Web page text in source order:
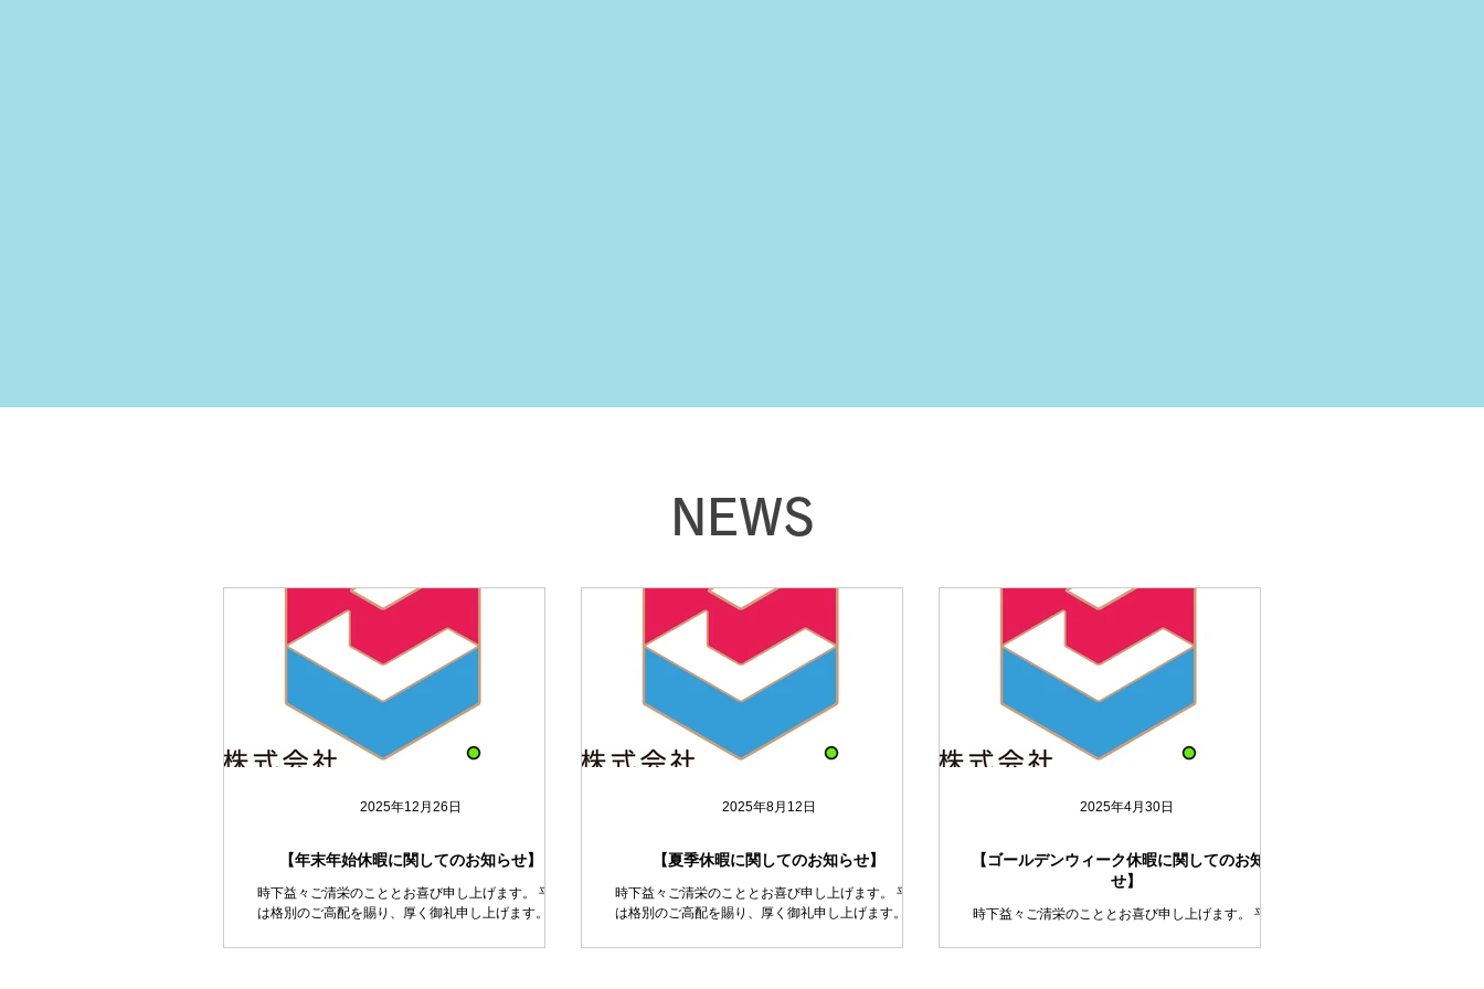
NEWS
【年末年始休暇に関してのお知らせ】
時下益々ご清栄のこととお喜び申し上げます。 平素
は格別のご高配を賜り、厚く御礼申し上げます。 誠
ため会社を休業いたします。 【年末年始休業期間】
2025年12月26日
【夏季休暇に関してのお知らせ】
時下益々ご清栄のこととお喜び申し上げます。 平素
は格別のご高配を賜り、厚く御礼申し上げます。 誠
ます。 （ただし、HP https://www.hocolean.com メイ
2025年8月12日
【ゴールデンウィーク休暇に関してのお知ら
せ】
時下益々ご清栄のこととお喜び申し上げます。 平素
2025年4月30日